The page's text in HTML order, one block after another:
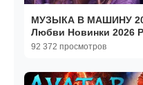
МУЗЫКА В МАШИНУ
Любви Новинки 2026 Русские хиты Онлайн на
RUTUBE в 2026
92 372 просмотров